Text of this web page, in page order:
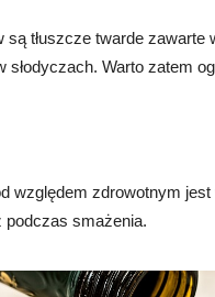
są tłuszcze twarde
słodyczach. Warto zatem
względem zdrowotnym jest
podczas smażenia.